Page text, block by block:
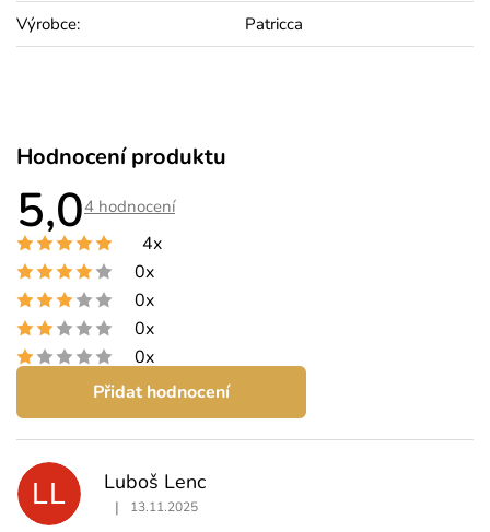
Výrobce: Patricca
Hodnocení produktu
5,0 Průměrné
hodnocení
produktu
je
5,0
z
5
hvězdiček.
4 hodnocení
4x
0x
0x
0x
0x
Přidat hodnocení
V
ý
p
i
s LL Luboš Lenc
Hodnocení produktu je 5 z 5 hvězdiček.
| 13.11.2025